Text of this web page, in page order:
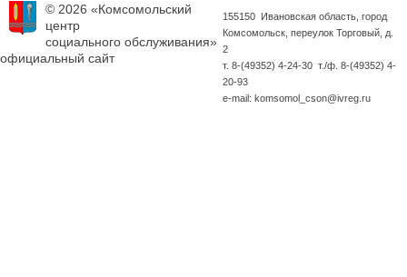
© 2026 «Комсомольский
центр
социального обслуживания»
официальный сайт
155150 Ивановская область, город
Комсомольск, переулок Торговый, д.
2
т. 8-(49352) 4-24-30 т./ф. 8-(49352) 4-
20-93
e-mail: komsomol_cson@ivreg.ru